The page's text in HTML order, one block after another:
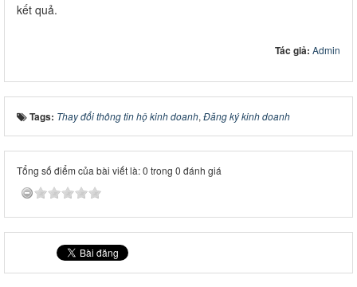
kết quả.
Tác giả: Admin
Tags: Thay đổi thông tin hộ kinh doanh, Đăng ký kinh doanh
Tổng số điểm của bài viết là: 0 trong 0 đánh giá